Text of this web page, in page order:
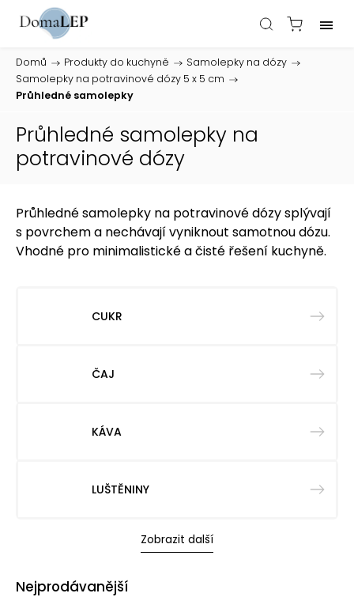
Domů / Produkty do kuchyně / Samolepky na dózy /
Samolepky na potravinové dózy 5 x 5 cm /
Průhledné samolepky
Průhledné samolepky na
potravinové dózy
Průhledné samolepky na potravinové dózy splývají
s povrchem a nechávají vyniknout samotnou dózu.
Vhodné pro minimalistické a čisté řešení kuchyně.
CUKR
ČAJ
KÁVA
LUŠTĚNINY
Zobrazit další
Nejprodávanější